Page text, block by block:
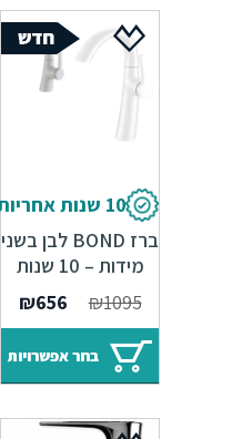
מוצרים דומים
10 שנות אחריות
ברז BOND לבן בשני
מידות – 10 שנות
אחריות
₪ 1095
₪656